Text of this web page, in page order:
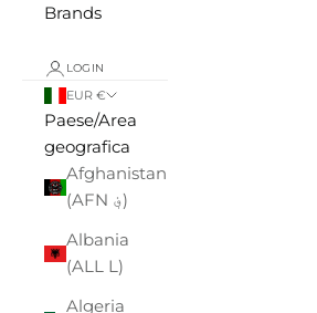
Brands
LOGIN
EUR €
Paese/Area
geografica
Afghanistan
(AFN ؋)
Albania
(ALL L)
Algeria